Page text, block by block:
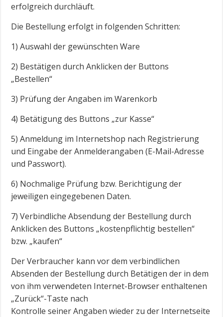
erfolgreich durchläuft.
Die Bestellung erfolgt in folgenden Schritten:
1) Auswahl der gewünschten Ware
2) Bestätigen durch Anklicken der Buttons
„Bestellen“
3) Prüfung der Angaben im Warenkorb
4) Betätigung des Buttons „zur Kasse“
5) Anmeldung im Internetshop nach Registrierung
und Eingabe der Anmelderangaben (E-Mail-Adresse
und Passwort).
6) Nochmalige Prüfung bzw. Berichtigung der
jeweiligen eingegebenen Daten.
7) Verbindliche Absendung der Bestellung durch
Anklicken des Buttons „kostenpflichtig bestellen“
bzw. „kaufen“
Der Verbraucher kann vor dem verbindlichen
Absenden der Bestellung durch Betätigen der in dem
von ihm verwendeten Internet-Browser enthaltenen
„Zurück“-Taste nach
Kontrolle seiner Angaben wieder zu der Internetseite